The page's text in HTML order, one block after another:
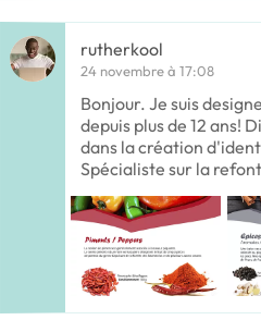
rutherkool
24 novembre à 17:08
Bonjour. Je suis
depuis plus de 12 ans!
dans la création
Spécialiste sur la